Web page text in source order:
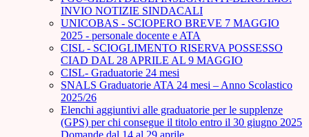
INVIO NOTIZIE SINDACALI
UNICOBAS - SCIOPERO BREVE 7 MAGGIO
2025 - personale docente e ATA
CISL - SCIOGLIMENTO RISERVA POSSESSO
CIAD DAL 28 APRILE AL 9 MAGGIO
CISL- Graduatorie 24 mesi
SNALS Graduatorie ATA 24 mesi – Anno Scolastico
2025/26
Elenchi aggiuntivi alle graduatorie per le supplenze
(GPS) per chi consegue il titolo entro il 30 giugno 2025